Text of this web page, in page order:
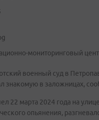
мониторинговый
военный суд в
знакомую в заложницах,
22 марта 2024 года на
опьянения,